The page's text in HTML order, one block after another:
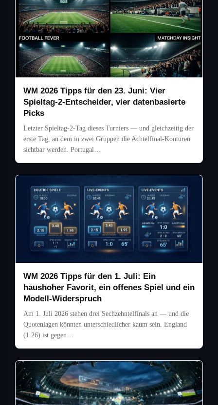
WM 2026 Tipps für den 23. Juni: Vier
Spieltag-2-Entscheider, vier datenbasierte
Picks
Letzter Spieltag-2-Tag dieses Turniers — und gleichzeitig der
erste Tag, an dem in zwei Gruppen die Achtelfinal-Konturen
sichtbar werden. Portugal…
WM 2026 Tipps für den 1. Juli: Ein
haushoher Favorit, ein offenes Spiel und ein
Modell-Widerspruch
Am 1. Juli 2026 stehen drei Sechzehntelfinals an — und die
Quotenlagen könnten unterschiedlicher kaum sein. England
(1.26) ist gegen…